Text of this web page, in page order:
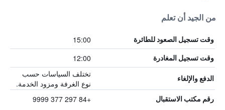
من الجيد أن تعلم
وقت تسجيل الصعود للطائرة 15:00
وقت تسجيل المغادرة 12:00
الدفع والإلغاء
تختلف السياسات حسب
نوع الغرفة ومزود الخدمة.
رقم مكتب الاستقبال +84 297 377 9999